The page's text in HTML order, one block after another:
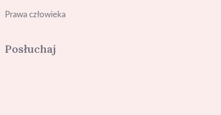
Prawa człowieka
Posłuchaj